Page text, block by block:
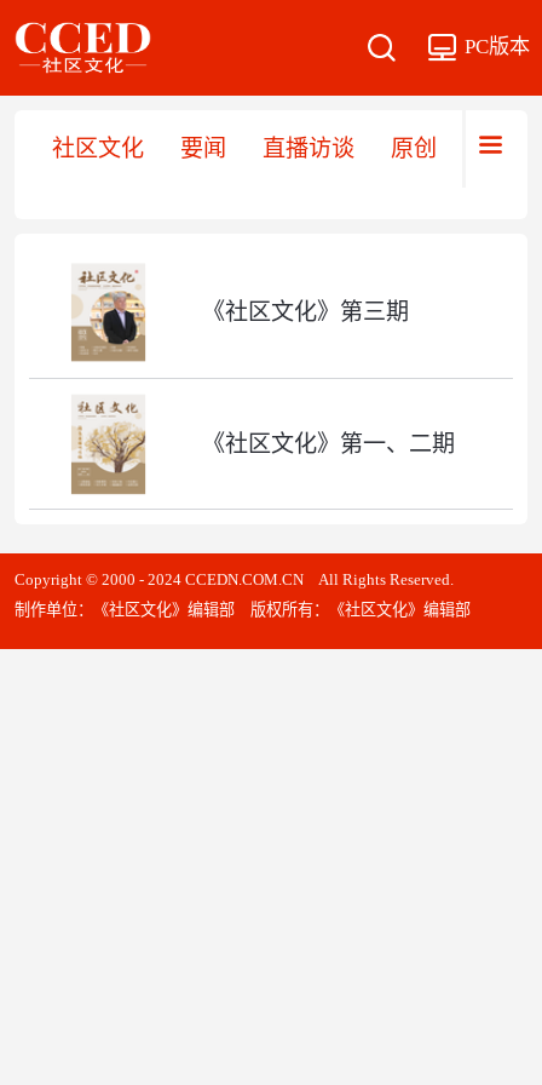
PC版本
社区文化 要闻 直播访谈 原创 文旅
《社区文化》第三期
《社区文化》第一、二期
Copyright © 2000 - 2024 CCEDN.COM.CN All Rights Reserved.
制作单位：《社区文化》编辑部 版权所有：《社区文化》编辑部